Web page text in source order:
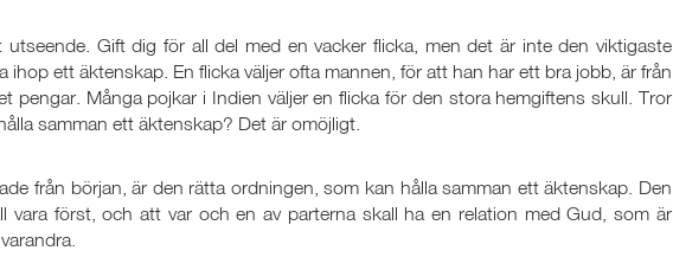
Gift dig för all del med en vacker flicka, men det är inte den viktigaste
ihop ett äktenskap. En flicka väljer ofta mannen, för att han har ett bra jobb, är från
pengar. Många pojkar i Indien väljer en flicka för den stora hemgiftens skull. Tror
samman ett äktenskap? Det är omöjligt.
från början, är den rätta ordningen, som kan hålla samman ett äktenskap. Den
vara först, och att var och en av parterna skall ha en relation med Gud, som är